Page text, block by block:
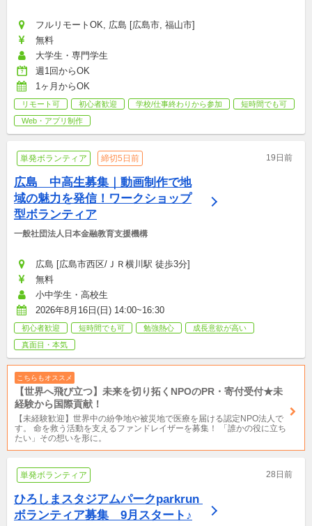
フルリモートOK, 広島 [広島市, 福山市]
無料
大学生・専門学生
週1回からOK
1ヶ月からOK
リモート可 初心者歓迎 学校/仕事終わりから参加
短時間でも可
Web・アプリ制作
単発ボランティア 締切5日前 19日前
広島　中高生募集｜動画制作で地
域の魅力を発信！ワークショップ
型ボランティア
一般社団法人日本金融教育支援機構
広島 [広島市西区/ＪＲ横川駅 徒歩3分]
無料
小中学生・高校生
2026年8月16日(日) 14:00~16:30
初心者歓迎 短時間でも可 勉強熱心
成長意欲が高い
真面目・本気
こちらもオススメ
【世界へ飛び立つ】未来を切り拓くNPOのPR・寄付受付★未
経験から国際貢献！
【未経験歓迎】世界中の紛争地や被災地で医療を届ける認定NPO法人で
す。 命を救う活動を支えるファンドレイザーを募集！ 「誰かの役に立ち
たい」その想いを形に。
単発ボランティア 28日前
ひろしまスタジアムパークparkrun
ボランティア募集　9月スタート♪